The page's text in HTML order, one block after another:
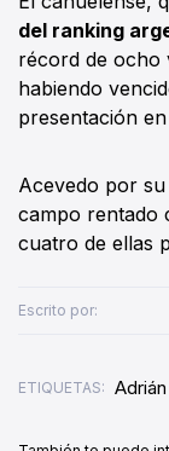
del ranking
récord de ocho
habiendo
presentación
Acevedo por
campo rentado
cuatro de ellas
Escrito por:
ETIQUETAS: